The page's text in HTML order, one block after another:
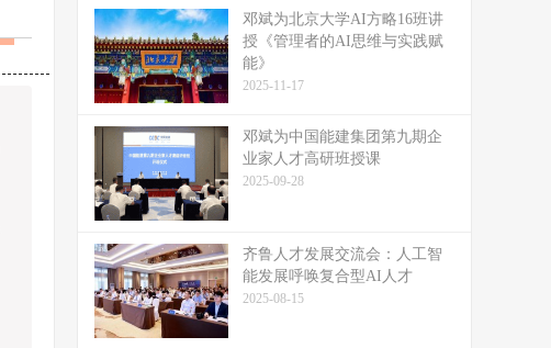
邓斌为北京大学AI方略16班讲
授《管理者的AI思维与实践赋
能》
2025-11-17
邓斌为中国能建集团第九期企
业家人才高研班授课
2025-09-28
齐鲁人才发展交流会：人工智
能发展呼唤复合型AI人才
2025-08-15